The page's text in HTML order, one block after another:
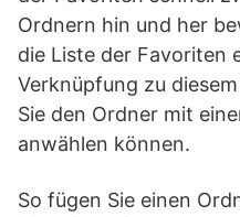
Ordnern hin und her
die Liste der Favoriten
Verknüpfung zu
Sie den Ordner mit
anwählen können.
So fügen Sie einen